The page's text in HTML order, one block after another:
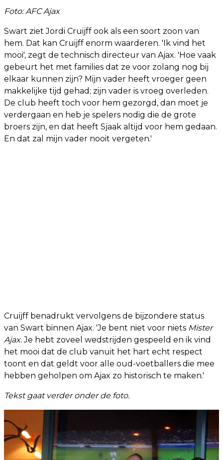
Foto: AFC Ajax
Swart ziet Jordi Cruijff ook als een soort zoon van
hem. Dat kan Cruijff enorm waarderen. 'Ik vind het
mooi', zegt de technisch directeur van Ajax. 'Hoe vaak
gebeurt het met families dat ze voor zolang nog bij
elkaar kunnen zijn? Mijn vader heeft vroeger geen
makkelijke tijd gehad; zijn vader is vroeg overleden.
De club heeft toch voor hem gezorgd, dan moet je
verdergaan en heb je spelers nodig die de grote
broers zijn, en dat heeft Sjaak altijd voor hem gedaan.
En dat zal mijn vader nooit vergeten.'
Cruijff benadrukt vervolgens de bijzondere status
van Swart binnen Ajax. 'Je bent niet voor niets Mister
Ajax.Je hebt zoveel wedstrijden gespeeld en ik vind
het mooi dat de club vanuit het hart echt respect
toont en dat geldt voor alle oud-voetballers die mee
hebben geholpen om Ajax zo historisch te maken.'
Tekst gaat verder onder de foto.